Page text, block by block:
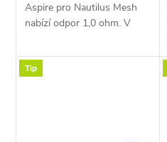
Aspire pro Nautilus Mesh
nabízí odpor 1,0 ohm. V
mesh pletivo pro rychlý
náběh žhavení,
Tip